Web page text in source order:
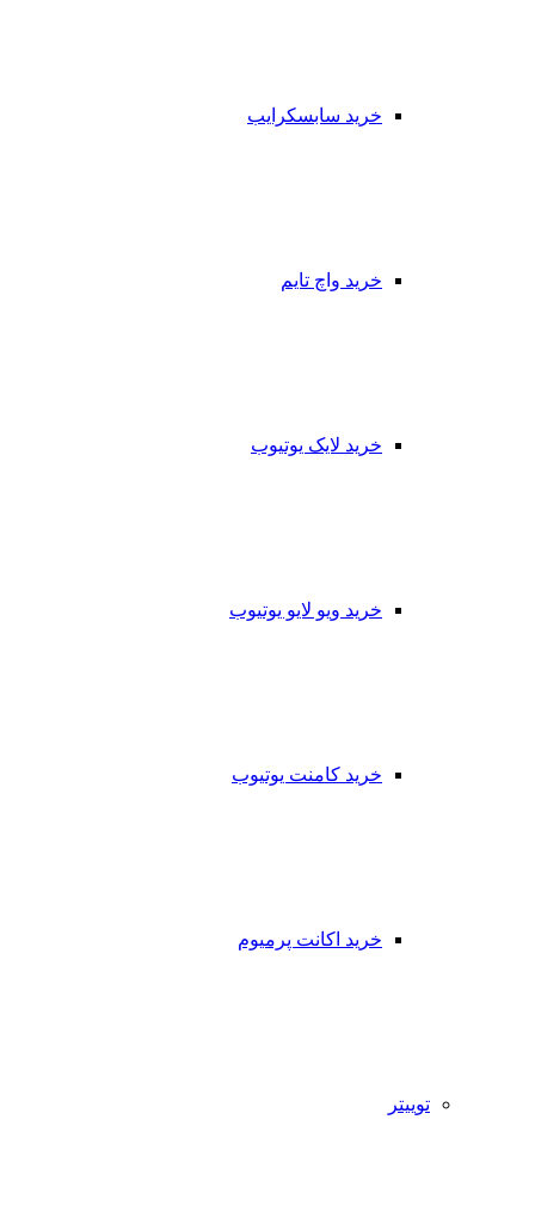
خرید سابسکرایب
خرید واچ تایم
خرید لایک یوتیوب
خرید ویو لایو یوتیوب
خرید کامنت یوتیوب
خرید اکانت پرمیوم
توییتر